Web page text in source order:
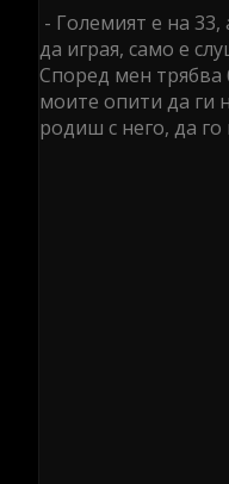
- Големият е на
да играя, само е
Според мен трябва
моите опити да ги
родиш с него, да го